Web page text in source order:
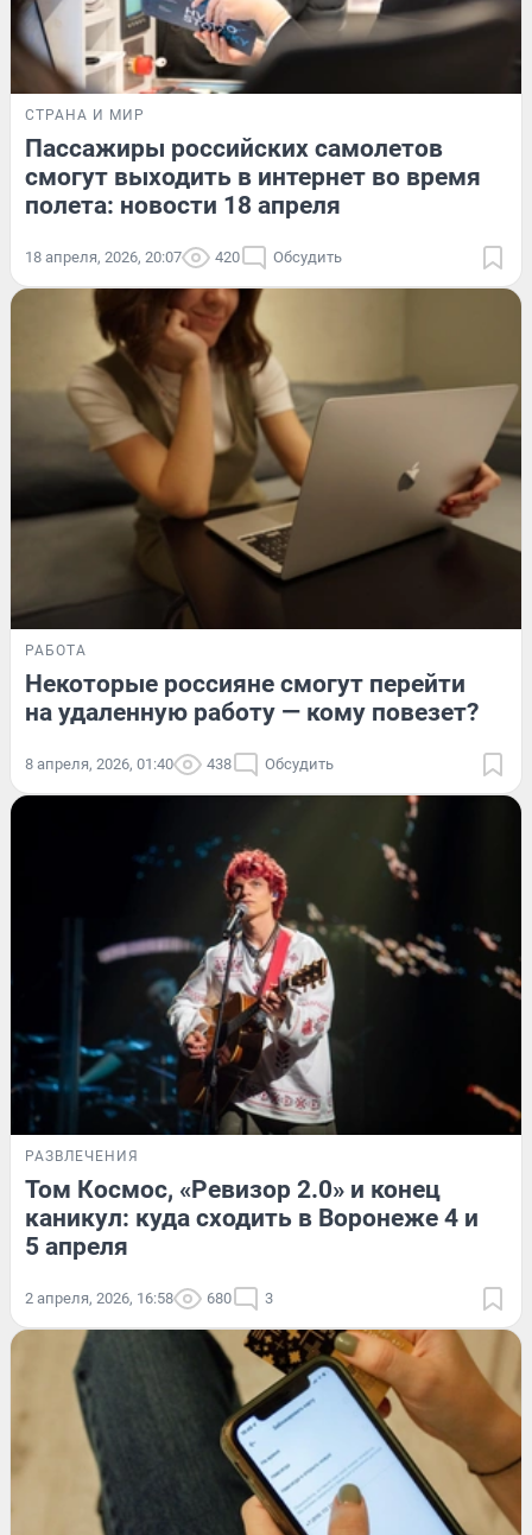
СТРАНА И МИР
Пассажиры российских самолетов
смогут выходить в интернет во время
полета: новости 18 апреля
18 апреля, 2026, 20:07 420 Обсудить
РАБОТА
Некоторые россияне смогут перейти
на удаленную работу — кому повезет?
8 апреля, 2026, 01:40 438 Обсудить
РАЗВЛЕЧЕНИЯ
Том Космос, «Ревизор 2.0» и конец
каникул: куда сходить в Воронеже 4 и
5 апреля
2 апреля, 2026, 16:58 680 3